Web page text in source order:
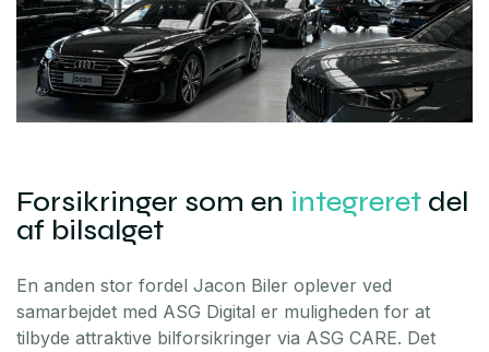
Forsikringer som en integreret del
af bilsalget
En anden stor fordel Jacon Biler oplever ved
samarbejdet med ASG Digital er muligheden for at
tilbyde attraktive bilforsikringer via ASG CARE. Det